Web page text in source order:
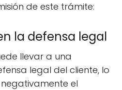
de este trámite:
la defensa legal
llevar a una
legal del cliente, lo
el